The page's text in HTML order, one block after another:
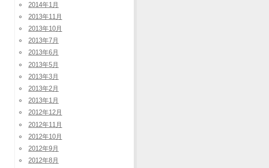
2014年1月
2013年11月
2013年10月
2013年7月
2013年6月
2013年5月
2013年3月
2013年2月
2013年1月
2012年12月
2012年11月
2012年10月
2012年9月
2012年8月